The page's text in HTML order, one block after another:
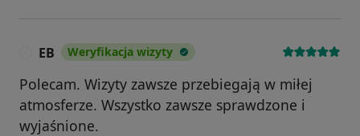
EB Weryfikacja wizyty
Polecam. Wizyty zawsze przebiegają w miłej
atmosferze. Wszystko zawsze sprawdzone i
wyjaśnione.